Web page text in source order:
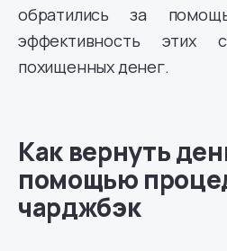
обратились за
эффективность этих
похищенных денег.
Как вернуть
помощью
чарджбэк